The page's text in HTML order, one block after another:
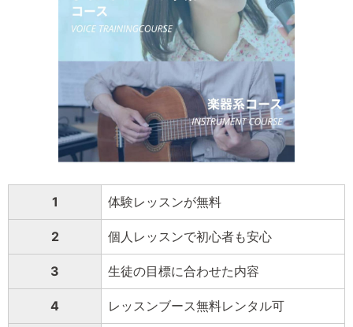
1 体験レッスンが無料
2 個人レッスンで初心者も安心
3 生徒の目標に合わせた内容
4 レッスンブース無料レンタル可